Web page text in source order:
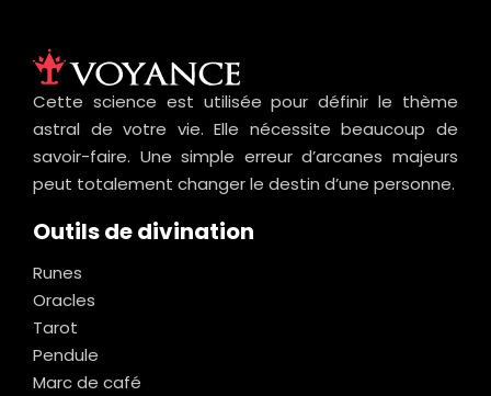
Cette science est utilisée pour définir le thème
astral de votre vie. Elle nécessite beaucoup de
savoir-faire. Une simple erreur d’arcanes majeurs
peut totalement changer le destin d’une personne.
Outils de divination
Runes
Oracles
Tarot
Pendule
Marc de café